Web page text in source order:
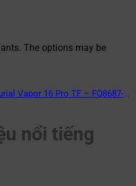
The options may be
Vapor 16 Pro TF – FQ8687-
nổi tiếng